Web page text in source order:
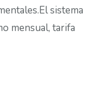
sistema
mensual, tarifa